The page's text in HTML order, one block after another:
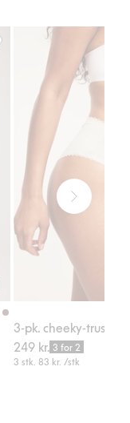
med bred
3-pk. cheeky-truser i
249 kr. 3 for 2
3 stk. 83 kr. /stk